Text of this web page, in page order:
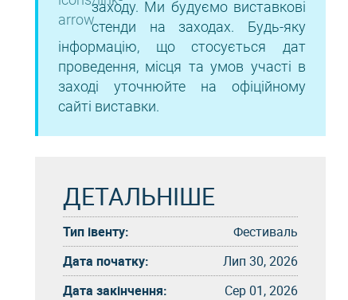
заходу. Ми будуємо виставкові
стенди на заходах. Будь-яку
інформацію, що стосується дат
проведення, місця та умов участі в
заході уточнюйте на офіційному
сайті виставки.
ДЕТАЛЬНІШЕ
Тип івенту:
Фестиваль
Дата початку:
Лип 30, 2026
Дата закінчення:
Сер 01, 2026